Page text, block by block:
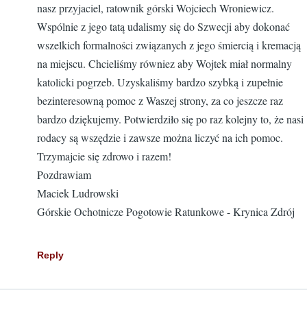
nasz przyjaciel, ratownik górski Wojciech Wroniewicz.
Wspólnie z jego tatą udalismy się do Szwecji aby dokonać
wszelkich formalności związanych z jego śmiercią i kremacją
na miejscu. Chcieliśmy równiez aby Wojtek miał normalny
katolicki pogrzeb. Uzyskaliśmy bardzo szybką i zupełnie
bezinteresowną pomoc z Waszej strony, za co jeszcze raz
bardzo dziękujemy. Potwierdziło się po raz kolejny to, że nasi
rodacy są wszędzie i zawsze można liczyć na ich pomoc.
Trzymajcie się zdrowo i razem!
Pozdrawiam
Maciek Ludrowski
Górskie Ochotnicze Pogotowie Ratunkowe - Krynica Zdrój
Reply